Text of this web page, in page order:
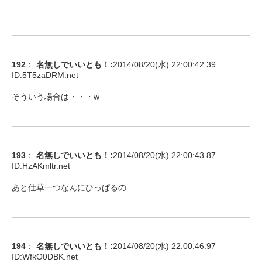
192 ： 名無しでいいとも！ :2014/08/20(水) 22:00:42.39
ID:5T5zaDRM.net
そういう場合は・・・w
193 ： 名無しでいいとも！ :2014/08/20(水) 22:00:43.87
ID:HzAKmltr.net
あと仕草一つなんにひっぱるの
194 ： 名無しでいいとも！ :2014/08/20(水) 22:00:46.97
ID:WfkO0DBK.net